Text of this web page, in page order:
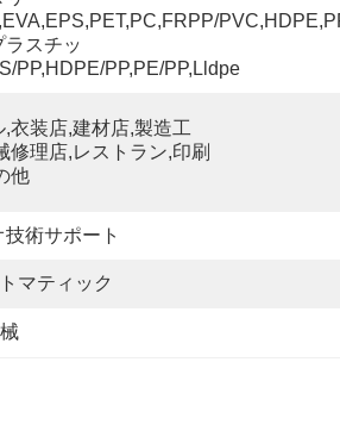
ラスチッ
PP,HDPE/PP,PE/PP,Lldpe
,衣装店,建材店,製造工
修理店,レストラン,印刷
他
技術サポート
マティック